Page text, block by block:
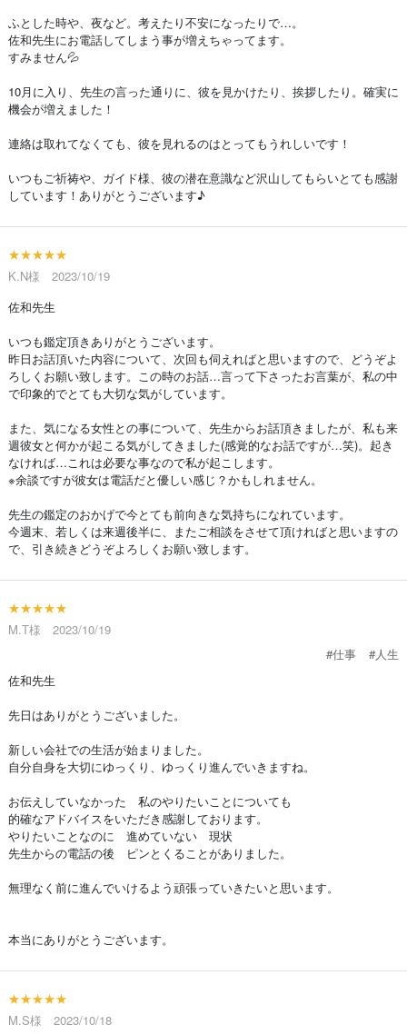
ふとした時や、夜など。考えたり不安になったりで…。
佐和先生にお電話してしまう事が増えちゃってます。
すみません💦
10月に入り、先生の言った通りに、彼を見かけたり、挨拶したり。確実に
機会が増えました！
連絡は取れてなくても、彼を見れるのはとってもうれしいです！
いつもご祈祷や、ガイド様、彼の潜在意識など沢山してもらいとても感謝
しています！ありがとうございます♪
★★★★★
K.N様 2023/10/19
佐和先生
いつも鑑定頂きありがとうございます。
昨日お話頂いた内容について、次回も伺えればと思いますので、どうぞよ
ろしくお願い致します。この時のお話…言って下さったお言葉が、私の中
で印象的でとても大切な気がしています。
また、気になる女性との事について、先生からお話頂きましたが、私も来
週彼女と何かが起こる気がしてきました(感覚的なお話ですが…笑)。起き
なければ…これは必要な事なので私が起こします。
※余談ですが彼女は電話だと優しい感じ？かもしれません。
先生の鑑定のおかげで今とても前向きな気持ちになれています。
今週末、若しくは来週後半に、またご相談をさせて頂ければと思いますの
で、引き続きどうぞよろしくお願い致します。
★★★★★
M.T様 2023/10/19
#仕事
#人生
佐和先生
先日はありがとうございました。
新しい会社での生活が始まりました。
自分自身を大切にゆっくり、ゆっくり進んでいきますね。
お伝えしていなかった 私のやりたいことについても
的確なアドバイスをいただき感謝しております。
やりたいことなのに 進めていない 現状
先生からの電話の後 ピンとくることがありました。
無理なく前に進んでいけるよう頑張っていきたいと思います。
本当にありがとうございます。
★★★★★
M.S様 2023/10/18